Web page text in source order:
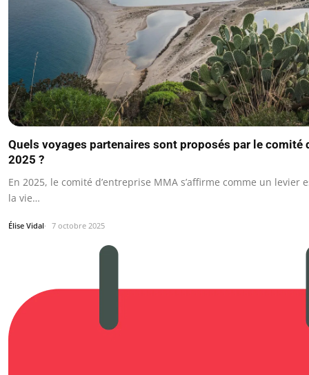
Quels voyages partenaires sont proposés par le comité
2025 ?
En 2025, le comité d’entreprise MMA s’affirme comme un
la vie…
Élise Vidal 7 octobre 2025